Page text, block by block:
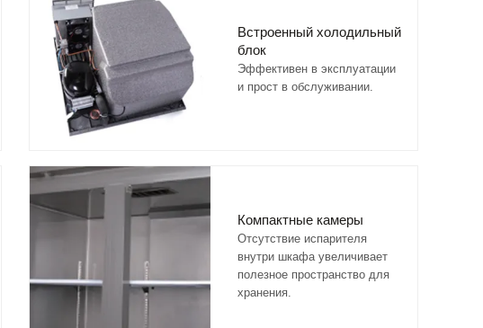
Встроенный холодильный
блок
Эффективен в эксплуатации
и прост в обслуживании.
Компактные камеры
Отсутствие испарителя
внутри шкафа увеличивает
полезное пространство для
хранения.